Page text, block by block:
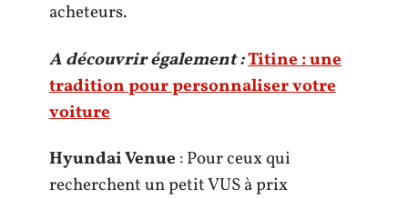
acheteurs.
A découvrir également :Titine : une
tradition pour personnaliser votre
voiture
Hyundai Venue : Pour ceux qui
recherchent un petit VUS à prix